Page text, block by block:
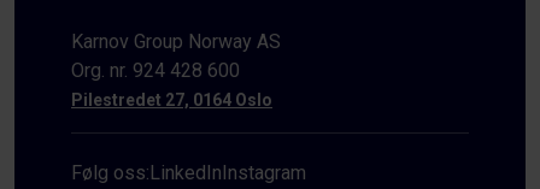
Karnov Group Norway AS
Org. nr. 924 428 600
Pilestredet 27, 0164 Oslo
Følg oss:LinkedInInstagram